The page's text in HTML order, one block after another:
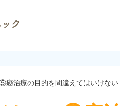
癌治療の目的を間違えてはいけない